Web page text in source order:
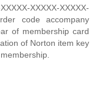
XXXXX-XXXXX-
code accompany
of membership card
of Norton item key